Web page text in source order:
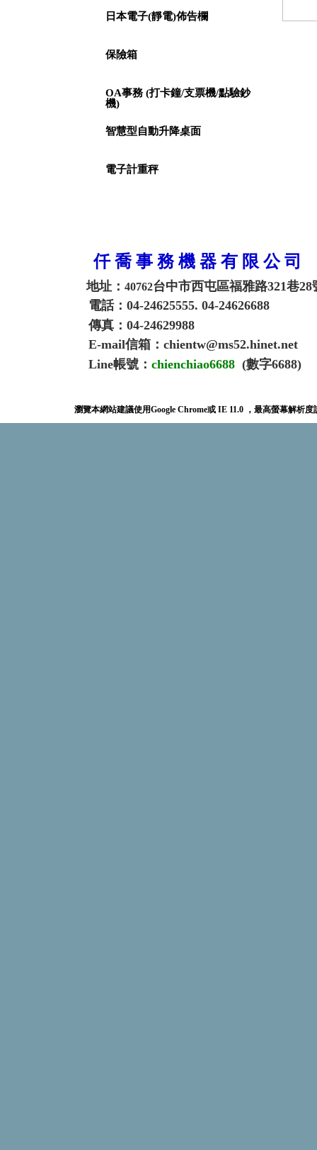
日本電子(靜電)佈告欄
保險箱
OA事務 (打卡鐘/支票機/點驗鈔
機)
智慧型自動升降桌面
電子計重秤
仟 喬 事 務 機 器 有 限 公 司
地址： 40762台中市西屯區福雅路321巷28
電話：04-24625555. 04-24626688
傳真：04-24629988
E-mail信箱：chientw@ms52.hinet.net
Line帳號： chienchiao6688 (數字6688)
瀏覽本網站建議使用Google Chrome或 IE 11.0 ，最高螢幕解析度